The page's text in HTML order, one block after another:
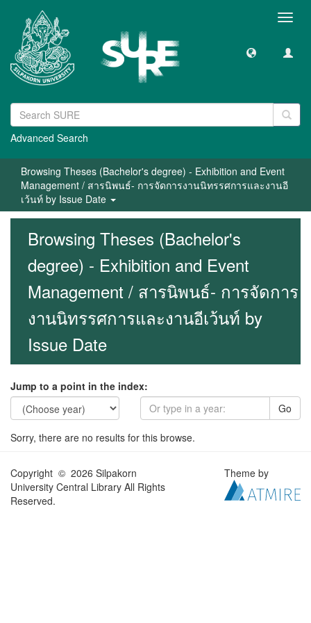
Advanced Search
Browsing Theses (Bachelor's degree) - Exhibition and Event
Management / สารนิพนธ์- การจัดการงานนิทรรศการและงานอี
เว้นท์ by Issue Date
Browsing Theses (Bachelor's
degree) - Exhibition and Event
Management / สารนิพนธ์- การจัดการ
งานนิทรรศการและงานอีเว้นท์ by
Issue Date
Jump to a point in the index:
Go
Sorry, there are no results for this browse.
Copyright © 2026 Silpakorn
University Central Library All Rights
Reserved.
Theme by